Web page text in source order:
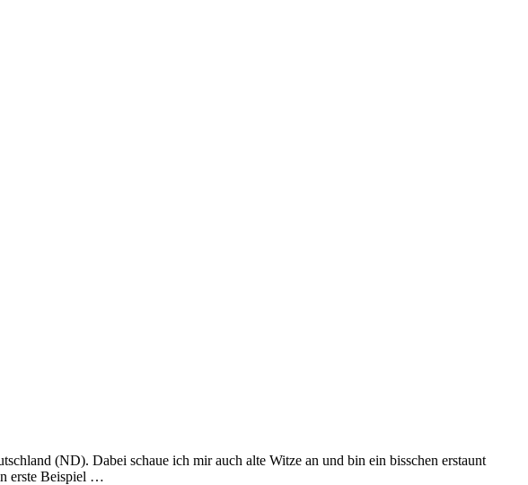
(ND). Dabei schaue ich mir auch alte Witze an und bin ein bisschen erstaunt
erste Beispiel …